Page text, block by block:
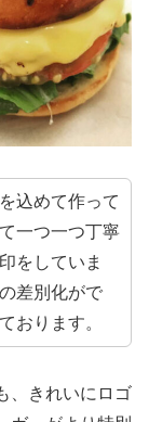
込めて作って
一つ一つ丁寧
をしていま
差別化がで
おります。
、きれいにロゴ